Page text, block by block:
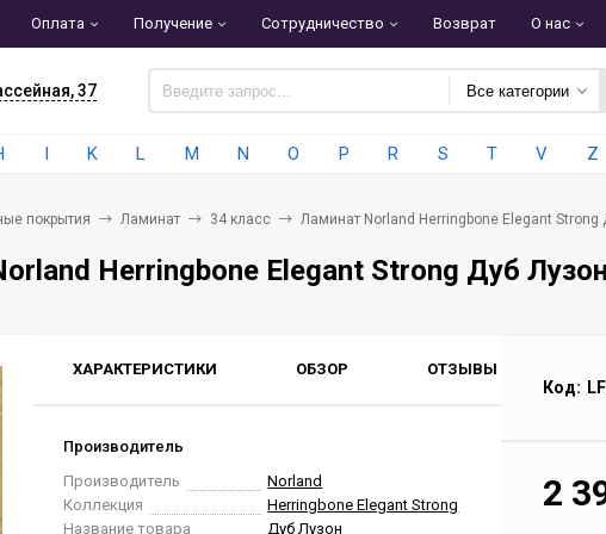
Оплата Получение Сотрудничество Возврат О нас
37 Все категории
I K L M N O P R S T V Z
покрытия Ламинат 34 класс Ламинат Norland Herringbone Elegant Strong
Herringbone Elegant Strong Дуб
ХАРАКТЕРИСТИКИ ОБЗОР ОТЗЫВЫ
Производитель
Производитель
Norland
Коллекция
Herringbone Elegant Strong
Название товара
Дуб Лузон
Код:
2